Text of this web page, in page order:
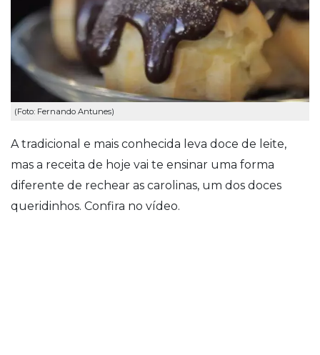
(Foto: Fernando Antunes)
A tradicional e mais conhecida leva doce de leite,
mas a receita de hoje vai te ensinar uma forma
diferente de rechear as carolinas, um dos doces
queridinhos. Confira no vídeo.